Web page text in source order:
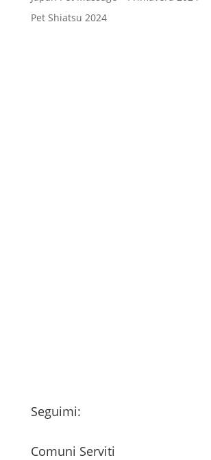
Pet Shiatsu 2024
Seguimi:
Comuni Serviti